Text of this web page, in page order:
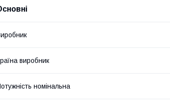
виробник
номінальна